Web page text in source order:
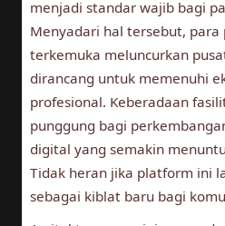
menjadi standar wajib bagi
Menyadari hal tersebut,
terkemuka meluncurkan
dirancang untuk memenuhi
profesional. Keberadaan
punggung bagi
digital yang semakin
Tidak heran jika platform ini
sebagai kiblat baru bagi